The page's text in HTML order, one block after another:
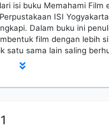
isi buku Memahami Film
ISI
Dalam buku ini
film dengan lebih
satu sama lain saling